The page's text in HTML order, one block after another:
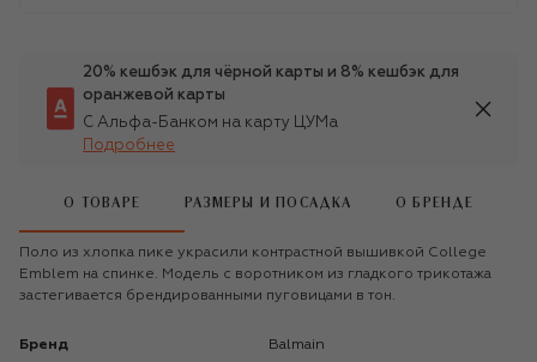
20% кешбэк для чёрной карты и 8% кешбэк для
оранжевой карты
С Альфа-Банком на карту ЦУМа
Подробнее
О ТОВАРЕ РАЗМЕРЫ И ПОСАДКА О БРЕНДЕ
Поло из хлопка пике украсили контрастной вышивкой College
Emblem на спинке. Модель с воротником из гладкого трикотажа
застегивается брендированными пуговицами в тон.
Бренд Balmain